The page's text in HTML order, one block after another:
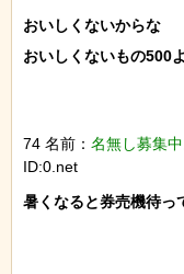
おいしくないからな
おいしくないもの500
74 名前： 名無し募集中
ID:0.net
暑くなると券売機待っ